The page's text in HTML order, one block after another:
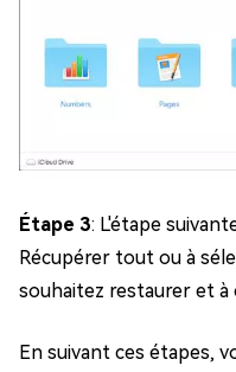
Étape 3: L'étape
Récupérer tout ou à
souhaitez restaurer et à
En suivant ces étapes,